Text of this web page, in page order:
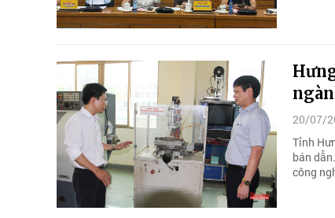
20/07/
Tỉnh
bán
công